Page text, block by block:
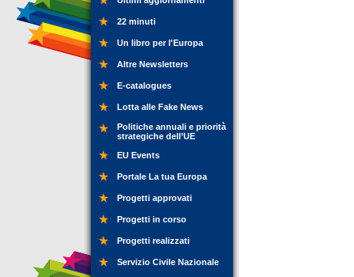
22 minuti
Un libro per l'Europa
Altre Newsletters
E-catalogues
Lotta alle Fake News
Politiche annuali e priorità
strategiche dell’UE
EU Events
Portale La tua Europa
Progetti approvati
Progetti in corso
Progetti realizzati
Servizio Civile Nazionale